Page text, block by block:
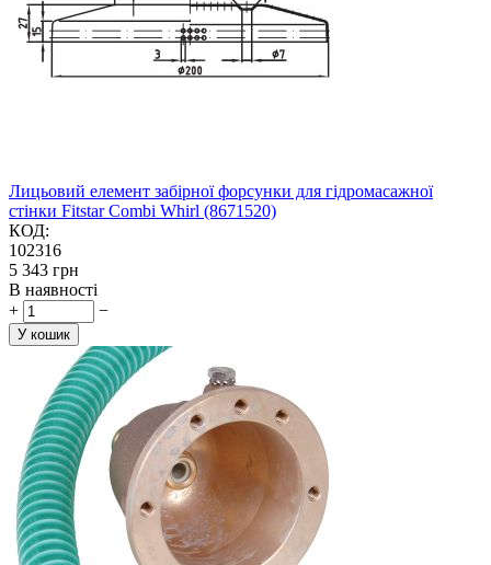
Лицьовий елемент забірної форсунки для гідромасажної
стінки Fitstar Combi Whirl (8671520)
КОД:
102316
‍5 343‍ грн
В наявності
+
−
У кошик